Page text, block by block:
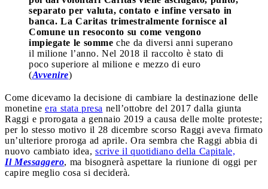
separato per valuta, contato e infine versato in
banca. La Caritas trimestralmente fornisce al
Comune un resoconto su come vengono
impiegate le somme che da diversi anni superano
il milione l’anno. Nel 2018 il raccolto è stato di
poco superiore al milione e mezzo di euro
(Avvenire)
Come dicevamo la decisione di cambiare la destinazione delle
monetine era stata presa nell’ottobre del 2017 dalla giunta
Raggi e prorogata a gennaio 2019 a causa delle molte proteste;
per lo stesso motivo il 28 dicembre scorso Raggi aveva firmato
un’ulteriore proroga ad aprile. Ora sembra che Raggi abbia di
nuovo cambiato idea, scrive il quotidiano della Capitale,
Il Messaggero, ma bisognerà aspettare la riunione di oggi per
capire meglio cosa si deciderà.